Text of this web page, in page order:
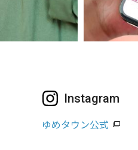
Instagram
ゆめタウン公式